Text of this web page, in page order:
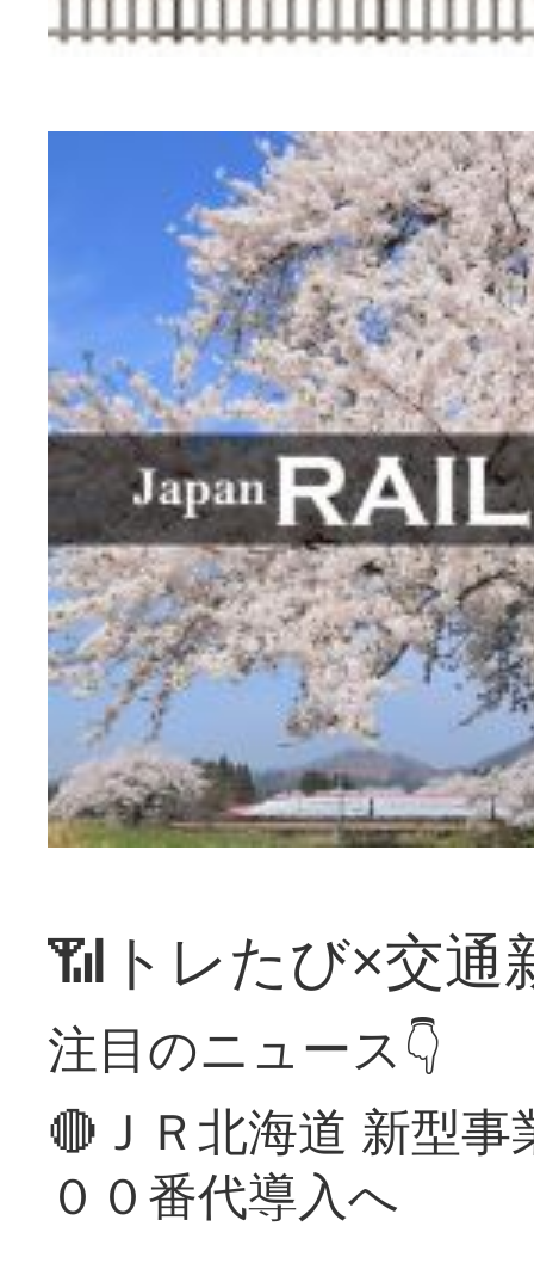
📶トレたび×交通
注目のニュース👇
🔴ＪＲ北海道 新型
００番代導入へ